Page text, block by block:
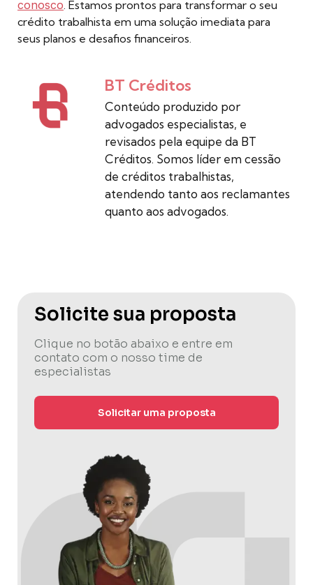
conosco . Estamos prontos para transformar o seu
crédito trabalhista em uma solução imediata para
seus planos e desafios financeiros.
BT Créditos
Conteúdo produzido por
advogados especialistas, e
revisados pela equipe da BT
Créditos. Somos líder em cessão
de créditos trabalhistas,
atendendo tanto aos reclamantes
quanto aos advogados.
Solicite sua proposta
Clique no botão abaixo e entre em
contato com o nosso time de
especialistas
Solicitar uma proposta